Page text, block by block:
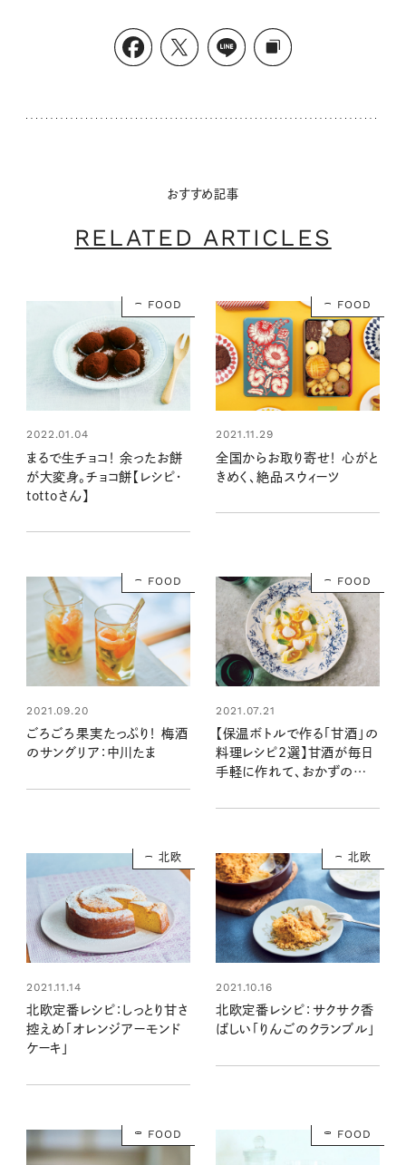
おすすめ記事
RELATED ARTICLES
FOOD
2022.01.04
まるで生チョコ！ 余ったお餅
が大変身。チョコ餅【レシピ・
tottoさん】
FOOD
2021.11.29
全国からお取り寄せ！ 心がと
きめく、絶品スウィーツ
FOOD
2021.09.20
ごろごろ果実たっぷり！ 梅酒
のサングリア：中川たま
FOOD
2021.07.21
【保温ボトルで作る「甘酒」の
料理レシピ2選】甘酒が毎日
手軽に作れて、おかずの作り
北欧
2021.11.14
北欧定番レシピ：しっとり甘さ
控えめ「オレンジアーモンド
ケーキ」
北欧
2021.10.16
北欧定番レシピ：サクサク香
ばしい「りんごのクランブル」
FOOD FOOD